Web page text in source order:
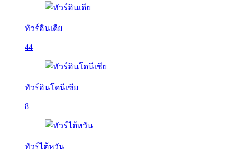
ทัวร์อินเดีย
44
ทัวร์อินโดนีเซีย
8
ทัวร์ไต้หวัน